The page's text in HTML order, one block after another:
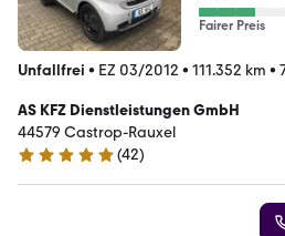
Fairer Preis
Unfallfrei • EZ 03/2012 • 111.352 km •
AS KFZ Dienstleistungen GmbH
44579 Castrop-Rauxel
5 Sterne
(42)